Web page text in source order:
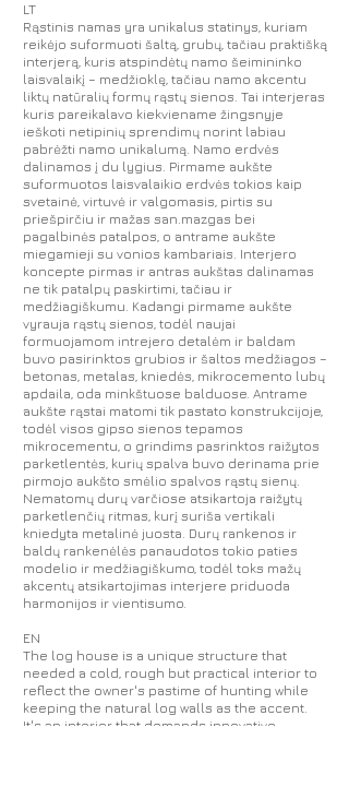
LT
Rąstinis namas yra unikalus statinys, kuriam
reikėjo suformuoti šaltą, grubų, tačiau praktišką
interjerą, kuris atspindėtų namo šeimininko
laisvalaikį – medžioklę, tačiau namo akcentu
liktų natūralių formų rąstų sienos. Tai interjeras
kuris pareikalavo kiekviename žingsnyje
ieškoti netipinių sprendimų norint labiau
pabrėžti namo unikalumą. Namo erdvės
dalinamos į du lygius. Pirmame aukšte
suformuotos laisvalaikio erdvės tokios kaip
svetainė, virtuvė ir valgomasis, pirtis su
priešpirčiu ir mažas san.mazgas bei
pagalbinės patalpos, o antrame aukšte
miegamieji su vonios kambariais. Interjero
koncepte pirmas ir antras aukštas dalinamas
ne tik patalpų paskirtimi, tačiau ir
medžiagiškumu. Kadangi pirmame aukšte
vyrauja rąstų sienos, todėl naujai
formuojamom intrejero detalėm ir baldam
buvo pasirinktos grubios ir šaltos medžiagos –
betonas, metalas, kniedės, mikrocemento lubų
apdaila, oda minkštuose balduose. Antrame
aukšte rąstai matomi tik pastato konstrukcijoje,
todėl visos gipso sienos tepamos
mikrocementu, o grindims pasrinktos raižytos
parketlentės, kurių spalva buvo derinama prie
pirmojo aukšto smėlio spalvos rąstų sienų.
Nematomų durų varčiose atsikartoja raižytų
parketlenčių ritmas, kurį suriša vertikali
kniedyta metalinė juosta. Durų rankenos ir
baldų rankenėlės panaudotos tokio paties
modelio ir medžiagiškumo, todėl toks mažų
akcentų atsikartojimas interjere priduoda
harmonijos ir vientisumo.
EN
The log house is a unique structure that
needed a cold, rough but practical interior to
reflect the owner's pastime of hunting while
keeping the natural log walls as the accent.
It's an interior that demands innovative